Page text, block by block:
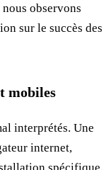
observons
sur le succès des
mobiles
interprétés. Une
internet,